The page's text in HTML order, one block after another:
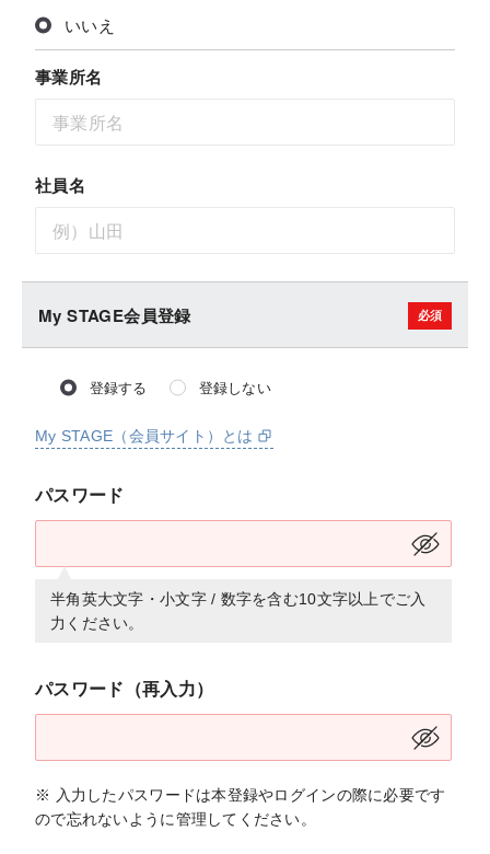
いいえ
事業所名
社員名
My STAGE会員登録
登録する 登録しない
My STAGE（会員サイト）とは
パスワード
半角英大文字・小文字 / 数字を含む10文字以上でご入
力ください。
パスワード（再入力）
※ 入力したパスワードは本登録やログインの際に必要です
ので忘れないように管理してください。